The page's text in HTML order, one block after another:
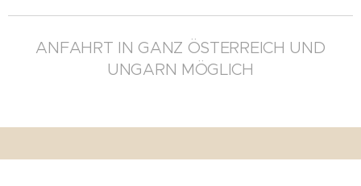
ANFAHRT IN GANZ ÖSTERREICH UND
UNGARN MÖGLICH